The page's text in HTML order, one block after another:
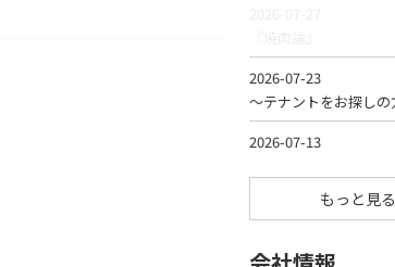
もっと見る